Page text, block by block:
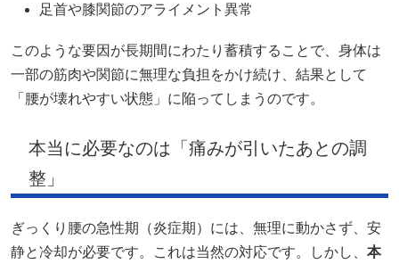
足首や膝関節のアライメント異常
このような要因が長期間にわたり蓄積することで、身体は
一部の筋肉や関節に無理な負担をかけ続け、結果として
「腰が壊れやすい状態」に陥ってしまうのです。
本当に必要なのは「痛みが引いたあとの調
整」
ぎっくり腰の急性期（炎症期）には、無理に動かさず、安
静と冷却が必要です。これは当然の対応です。しかし、 本